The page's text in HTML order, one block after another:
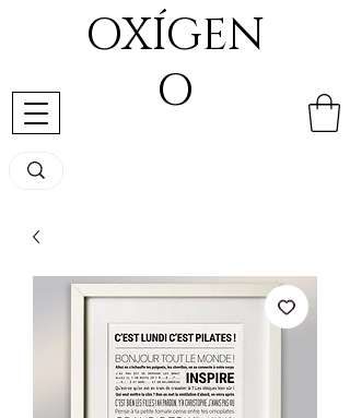
OXÍGEN
O